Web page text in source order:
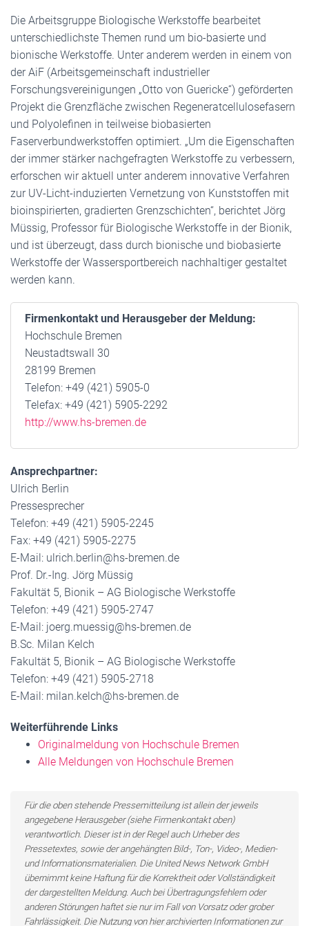
Die Arbeitsgruppe Biologische Werkstoffe bearbeitet
unterschiedlichste Themen rund um bio-basierte und
bionische Werkstoffe. Unter anderem werden in einem von
der AiF (Arbeitsgemeinschaft industrieller
Forschungsvereinigungen „Otto von Guericke“) geförderten
Projekt die Grenzfläche zwischen Regeneratcellulosefasern
und Polyolefinen in teilweise biobasierten
Faserverbundwerkstoffen optimiert. „Um die Eigenschaften
der immer stärker nachgefragten Werkstoffe zu verbessern,
erforschen wir aktuell unter anderem innovative Verfahren
zur UV-Licht-induzierten Vernetzung von Kunststoffen mit
bioinspirierten, gradierten Grenzschichten“, berichtet Jörg
Müssig, Professor für Biologische Werkstoffe in der Bionik,
und ist überzeugt, dass durch bionische und biobasierte
Werkstoffe der Wassersportbereich nachhaltiger gestaltet
werden kann.
Firmenkontakt und Herausgeber der Meldung:
Hochschule Bremen
Neustadtswall 30
28199 Bremen
Telefon: +49 (421) 5905-0
Telefax: +49 (421) 5905-2292
http://www.hs-bremen.de
Ansprechpartner:
Ulrich Berlin
Pressesprecher
Telefon: +49 (421) 5905-2245
Fax: +49 (421) 5905-2275
E-Mail: ulrich.berlin@hs-bremen.de
Prof. Dr.-Ing. Jörg Müssig
Fakultät 5, Bionik – AG Biologische Werkstoffe
Telefon: +49 (421) 5905-2747
E-Mail: joerg.muessig@hs-bremen.de
B.Sc. Milan Kelch
Fakultät 5, Bionik – AG Biologische Werkstoffe
Telefon: +49 (421) 5905-2718
E-Mail: milan.kelch@hs-bremen.de
Weiterführende Links
Originalmeldung von Hochschule Bremen
Alle Meldungen von Hochschule Bremen
Für die oben stehende Pressemitteilung ist allein der jeweils
angegebene Herausgeber (siehe Firmenkontakt oben)
verantwortlich. Dieser ist in der Regel auch Urheber des
Pressetextes, sowie der angehängten Bild-, Ton-, Video-, Medien-
und Informationsmaterialien. Die United News Network GmbH
übernimmt keine Haftung für die Korrektheit oder Vollständigkeit
der dargestellten Meldung. Auch bei Übertragungsfehlern oder
anderen Störungen haftet sie nur im Fall von Vorsatz oder grober
Fahrlässigkeit. Die Nutzung von hier archivierten Informationen zur